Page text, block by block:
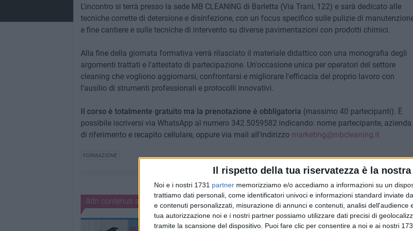
Il rispetto della tua riservatezza è la
Noi e i nostri 1731 partner memorizziamo e/o accediamo a informazioni su un
trattiamo dati personali, come identificatori univoci e informazioni standard inviate
e contenuti personalizzati, misurazione di annunci e contenuti, analisi dell'audience
tua autorizzazione noi e i nostri partner possiamo utilizzare dati precisi di
tramite la scansione del dispositivo. Puoi fare clic per consentire a noi e ai nostri
L'incontro si terrà presso la sede MB CLEANING di Barletta (Via Trani, 122) e sarà dedicato alle
tecniche corrette di detersione e disinfezione, con un focus specifico sulle pulizie di
e fine cantiere e sulle tecniche di intervento su diverse pavimentazioni con prodotti chimici.
Alla fine della giornata formativa verrà rilasciato il materiale didattico con una monografia degli
argomenti trattati e l'attestato di partecipazione. Un'occasione unica per operatori del settore
cleaning che vogliono aggiornarsi, confrontarsi e migliorare l'efficacia del proprio lavoro con
l'ausilio di strumenti professionali e protocolli innovativi.
Il corso è totalmente gratuito ma la prenotazione è obbligatoria (massimo 40 partecipanti). È
possibile iscriversi via WhatsApp al numero 342.5059582 indicando: nome partecipante, azienda
di riferimento e recapito cellulare, oppure via mail all'indirizzo marketing@mbcleaning.it
FORMAZIONE
Altri contenuti a tema